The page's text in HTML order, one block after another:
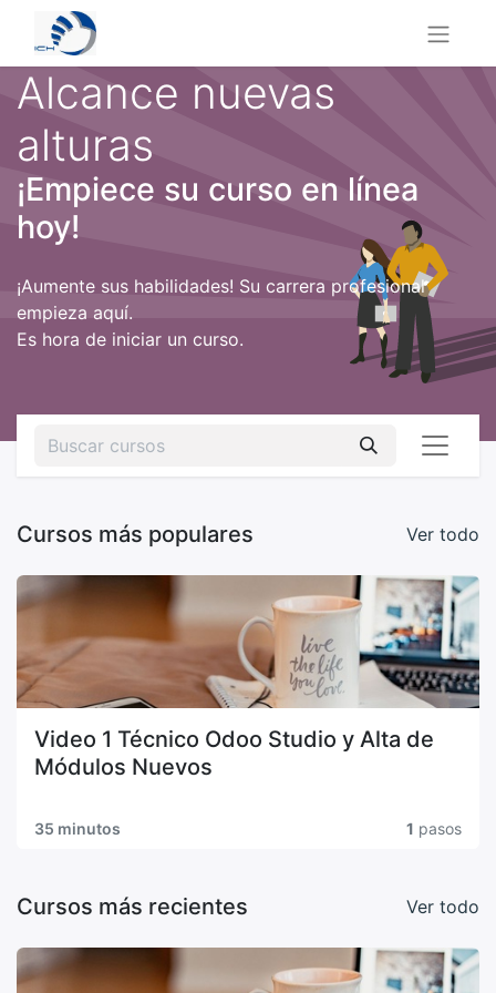
Alcance nuevas
alturas
¡Empiece su curso en línea
hoy!
¡Aumente sus habilidades! Su carrera profesional
empieza aquí.
Es hora de iniciar un curso.
Ver todo
Cursos más populares
Video 1 Técnico Odoo Studio y Alta de
Módulos Nuevos
35 minutos 1 pasos
Ver todo
Cursos más recientes